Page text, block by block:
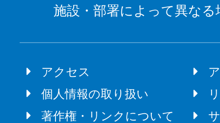
施設・部署によって異な
アクセス
個人情報の取り扱い
著作権・リンクについて